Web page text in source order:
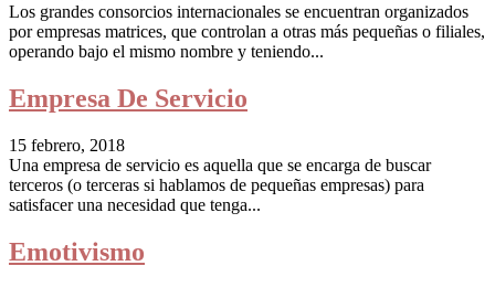
Los grandes consorcios internacionales se encuentran organizados
por empresas matrices, que controlan a otras más pequeñas o filiales,
operando bajo el mismo nombre y teniendo...
Empresa De Servicio
15 febrero, 2018
Una empresa de servicio es aquella que se encarga de buscar
terceros (o terceras si hablamos de pequeñas empresas) para
satisfacer una necesidad que tenga...
Emotivismo